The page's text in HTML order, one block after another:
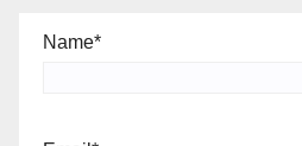
Name*